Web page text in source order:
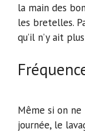
la main des
les bretelles.
qu’il n’y ait
Même si on ne
journée, le